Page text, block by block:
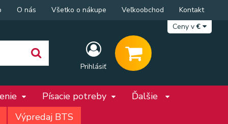
Prihlásiť
O nás Všetko o nákupe Veľkoobchod
Kontakt
Ceny v€
Písacie potreby
Ďalšie
Výpredaj BTS